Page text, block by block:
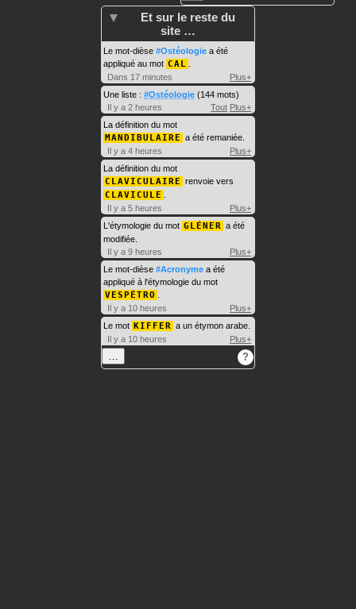
Et sur le reste du
site …
Le mot-dièse #Ostéologie a été
appliqué au mot CAL
Dans 17 minutes
Plus+
Une liste : #Ostéologie (144 mots)
Il y a 2 heures
Tout Plus+
La définition du mot
MANDIBULAIRE a été remaniée.
Il y a 4 heures
Plus+
La définition du mot
CLAVICULAIRE renvoie vers
CLAVICULE
Il y a 5 heures
Plus+
L'étymologie du mot GLÉNER a été
modifiée.
Il y a 9 heures
Plus+
Le mot-dièse #Acronyme a été
appliqué à l'étymologie du mot
VESPÉTRO
Il y a 10 heures
Plus+
Le mot KIFFER a un étymon arabe.
Il y a 10 heures
Plus+
… ?